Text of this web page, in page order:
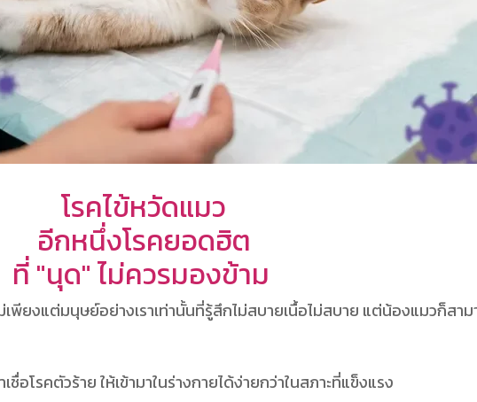
โรคไข้หวัดแมว
อีกหนึ่งโรคยอดฮิต
ที่ "นุด" ไม่ควรมองข้าม
ยงแต่มนุษย์อย่างเราเท่านั้นที่รู้สึกไม่สบายเนื้อไม่สบาย แต่น้องแมวก็สาม
อโรคตัวร้าย ให้เข้ามาในร่างกายได้ง่ายกว่าในสภาะที่แข็งแรง